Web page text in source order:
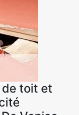
toit et